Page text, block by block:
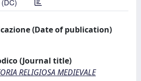
(Date of publication)
(Journal title)
RELIGIOSA MEDIEVALE